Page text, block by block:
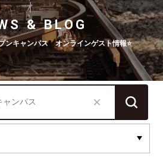
& BLOG
ンキャンパス オンラインゲスト情報⭐